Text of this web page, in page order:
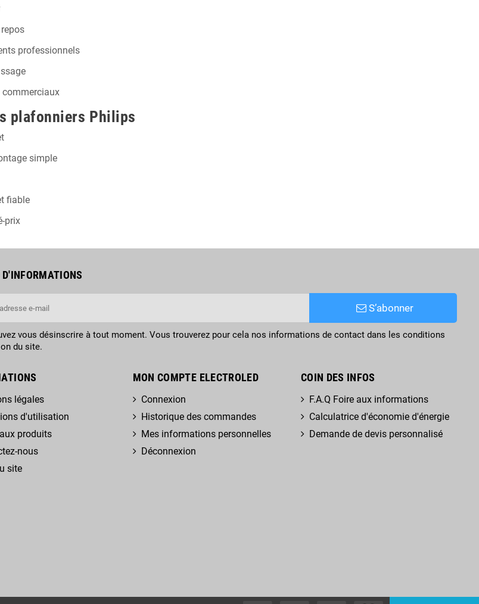
professionnels
commerciaux
plafonniers Philips
simple
fiable
prix
S’abonner
vous désinscrire à tout moment. Vous trouverez pour cela nos informations de contact dans les conditions
du site.
légales
d'utilisation
produits
nous
site
MON COMPTE ELECTROLED
Connexion
Historique des commandes
Mes informations personnelles
Déconnexion
COIN DES INFOS
F.A.Q Foire aux informations
Calculatrice d'économie d'énergie
Demande de devis personnalisé